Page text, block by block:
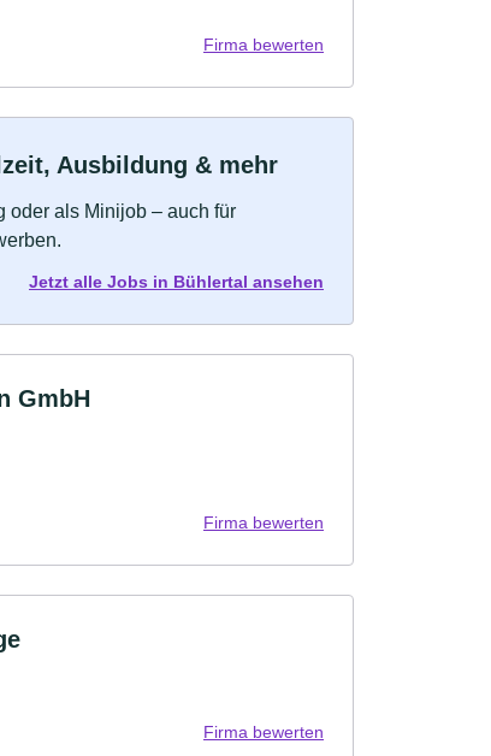
Firma bewerten
Ausbildung & mehr
oder als Minijob – auch für
Jetzt alle Jobs in Bühlertal ansehen
GmbH
Firma bewerten
Firma bewerten